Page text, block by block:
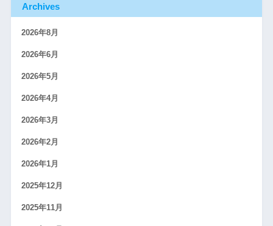
Archives
2026年8月
2026年6月
2026年5月
2026年4月
2026年3月
2026年2月
2026年1月
2025年12月
2025年11月